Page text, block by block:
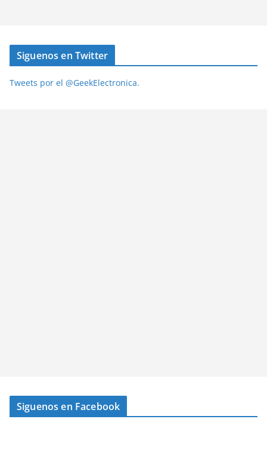
Siguenos en Twitter
Tweets por el @GeekElectronica.
Siguenos en Facebook